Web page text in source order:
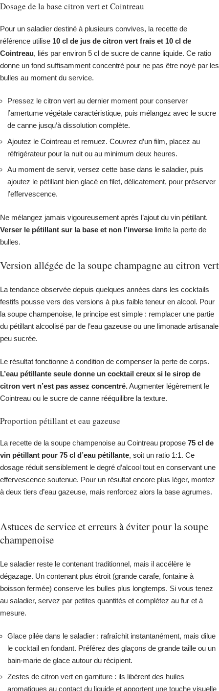
Dosage de la base citron vert et Cointreau
Pour un saladier destiné à plusieurs convives, la recette de
référence utilise 10 cl de jus de citron vert frais et 10 cl de
Cointreau, liés par environ 5 cl de sucre de canne liquide. Ce ratio
donne un fond suffisamment concentré pour ne pas être noyé par les
bulles au moment du service.
Pressez le citron vert au dernier moment pour conserver
l’amertume végétale caractéristique, puis mélangez avec le sucre
de canne jusqu’à dissolution complète.
Ajoutez le Cointreau et remuez. Couvrez d’un film, placez au
réfrigérateur pour la nuit ou au minimum deux heures.
Au moment de servir, versez cette base dans le saladier, puis
ajoutez le pétillant bien glacé en filet, délicatement, pour préserver
l’effervescence.
Ne mélangez jamais vigoureusement après l’ajout du vin pétillant.
Verser le pétillant sur la base et non l’inverse limite la perte de
bulles.
Version allégée de la soupe champagne au citron vert
La tendance observée depuis quelques années dans les cocktails
festifs pousse vers des versions à plus faible teneur en alcool. Pour
la soupe champenoise, le principe est simple : remplacer une partie
du pétillant alcoolisé par de l’eau gazeuse ou une limonade artisanale
peu sucrée.
Le résultat fonctionne à condition de compenser la perte de corps.
L’eau pétillante seule donne un cocktail creux si le sirop de
citron vert n’est pas assez concentré.Augmenter légèrement le
Cointreau ou le sucre de canne rééquilibre la texture.
Proportion pétillant et eau gazeuse
La recette de la soupe champenoise au Cointreau propose 75 cl de
vin pétillant pour 75 cl d’eau pétillante, soit un ratio 1:1. Ce
dosage réduit sensiblement le degré d’alcool tout en conservant une
effervescence soutenue. Pour un résultat encore plus léger, montez
à deux tiers d’eau gazeuse, mais renforcez alors la base agrumes.
Astuces de service et erreurs à éviter pour la soupe
champenoise
Le saladier reste le contenant traditionnel, mais il accélère le
dégazage. Un contenant plus étroit (grande carafe, fontaine à
boisson fermée) conserve les bulles plus longtemps. Si vous tenez
au saladier, servez par petites quantités et complétez au fur et à
mesure.
Glace pilée dans le saladier : rafraîchit instantanément, mais dilue
le cocktail en fondant. Préférez des glaçons de grande taille ou un
bain-marie de glace autour du récipient.
Zestes de citron vert en garniture : ils libèrent des huiles
aromatiques au contact du liquide et apportent une touche visuelle